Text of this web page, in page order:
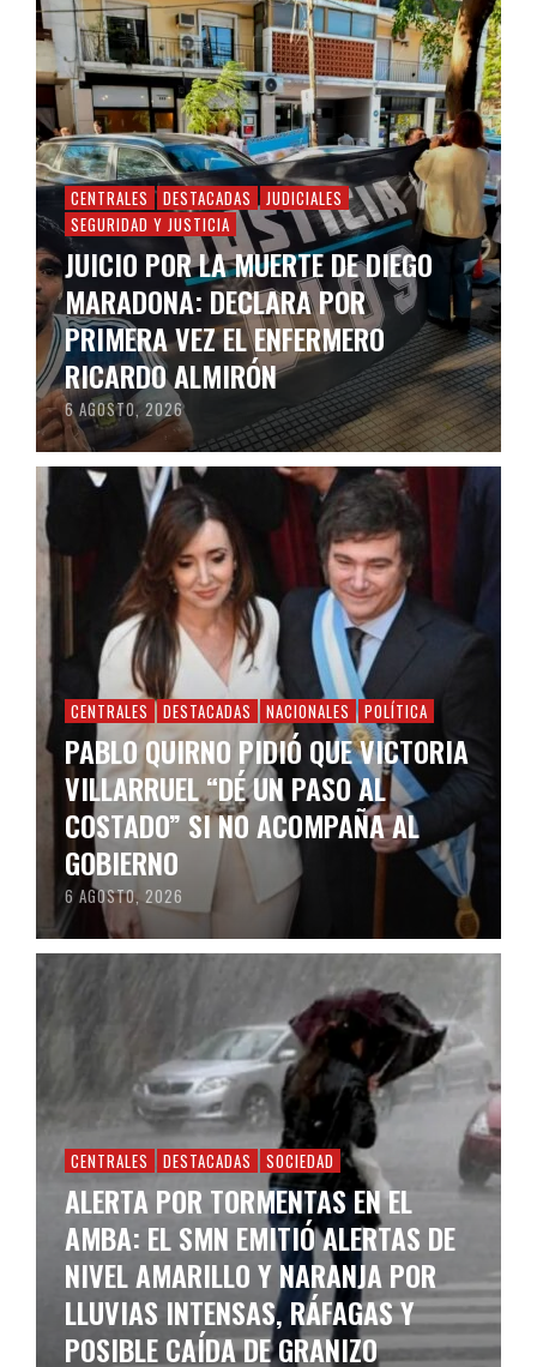
CENTRALES DESTACADAS
JUDICIALES
SEGURIDAD Y JUSTICIA
JUICIO POR LA MUERTE DE DIEGO
MARADONA: DECLARA POR
PRIMERA VEZ EL ENFERMERO
RICARDO ALMIRÓN
6 AGOSTO, 2026
CENTRALES DESTACADAS NACIONALES POLÍTICA
PABLO QUIRNO PIDIÓ QUE VICTORIA
VILLARRUEL “DÉ UN PASO AL
COSTADO” SI NO ACOMPAÑA AL
GOBIERNO
6 AGOSTO, 2026
CENTRALES DESTACADAS SOCIEDAD
ALERTA POR TORMENTAS EN EL
AMBA: EL SMN EMITIÓ ALERTAS DE
NIVEL AMARILLO Y NARANJA POR
LLUVIAS INTENSAS, RÁFAGAS Y
POSIBLE CAÍDA DE GRANIZO